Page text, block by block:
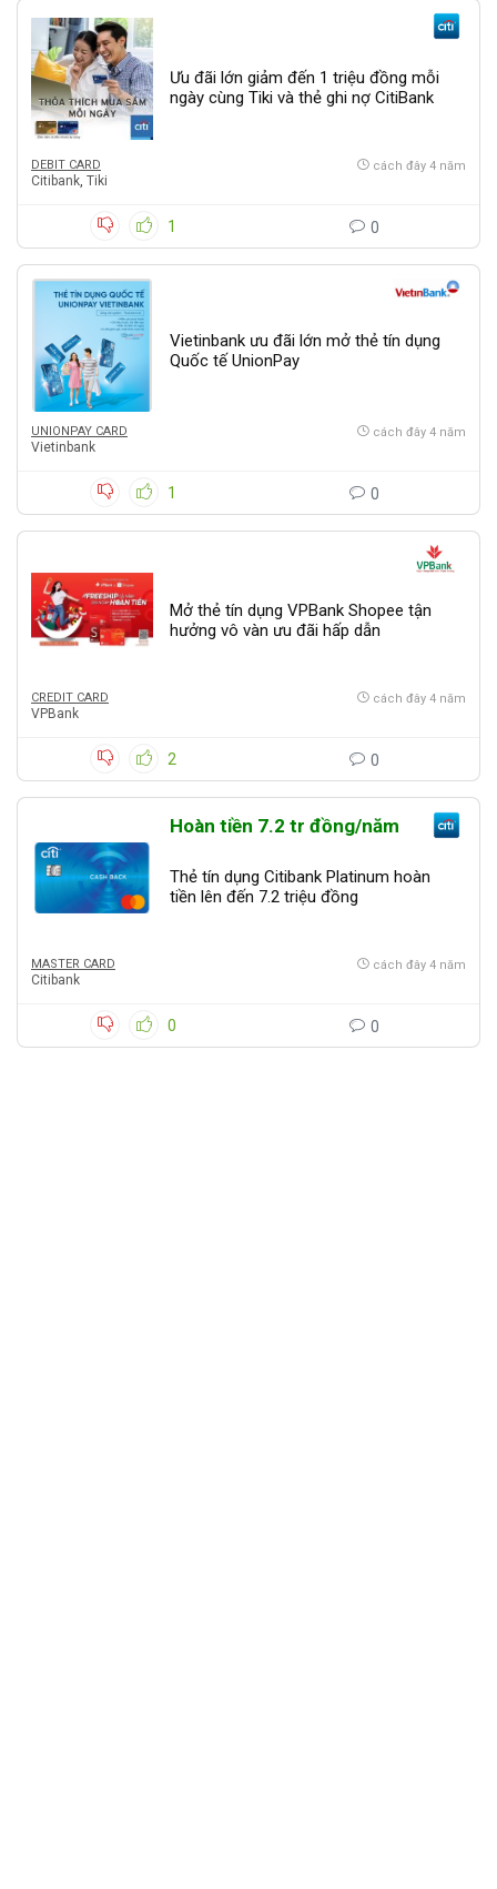
Ưu đãi lớn giảm đến 1 triệu đồng mỗi
ngày cùng Tiki và thẻ ghi nợ CitiBank
DEBIT CARD
Citibank, Tiki
cách đây 4 năm
1 0
Vietinbank ưu đãi lớn mở thẻ tín dụng
Quốc tế UnionPay
UNIONPAY CARD
Vietinbank
cách đây 4 năm
1 0
Mở thẻ tín dụng VPBank Shopee tận
hưởng vô vàn ưu đãi hấp dẫn
CREDIT CARD
VPBank
cách đây 4 năm
2 0
Hoàn tiền 7.2 tr đồng/năm
Thẻ tín dụng Citibank Platinum hoàn
tiền lên đến 7.2 triệu đồng
MASTER CARD
Citibank
cách đây 4 năm
0 0